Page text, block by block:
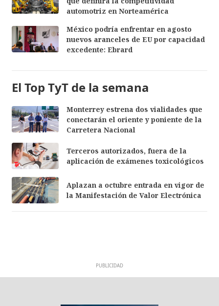
automotriz en Norteamérica
México podría enfrentar en agosto
nuevos aranceles de EU por capacidad
excedente: Ebrard
El Top TyT de la semana
Monterrey estrena dos vialidades que
conectarán el oriente y poniente de la
Carretera Nacional
Terceros autorizados, fuera de la
aplicación de exámenes toxicológicos
Aplazan a octubre entrada en vigor de
la Manifestación de Valor Electrónica
PUBLICIDAD